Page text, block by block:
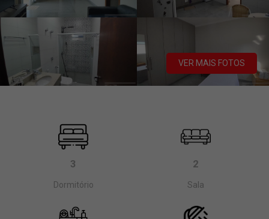
VER MAIS FOTOS
3
Dormitório
2
Sala